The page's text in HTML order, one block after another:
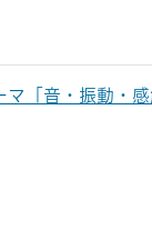
マ「音・振動・感